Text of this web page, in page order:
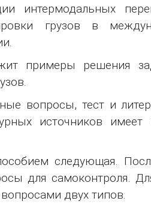
интермодальных
грузов в
примеры решения
вопросы, тест и
источников
следующая.
для самоконтроля.
двух типов.